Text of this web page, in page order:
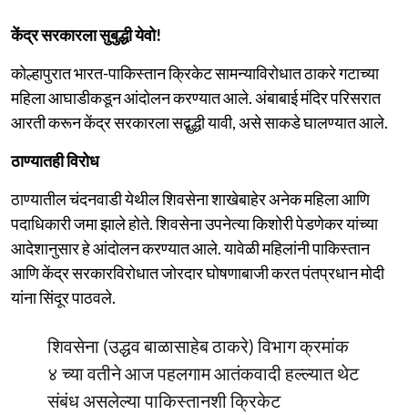
केंद्र सरकारला सुबुद्धी येवो!
कोल्हापुरात भारत-पाकिस्तान क्रिकेट सामन्याविरोधात ठाकरे गटाच्या
महिला आघाडीकडून आंदोलन करण्यात आले. अंबाबाई मंदिर परिसरात
आरती करून केंद्र सरकारला सद्बुद्धी यावी, असे साकडे घालण्यात आले.
ठाण्यातही विरोध
ठाण्यातील चंदनवाडी येथील शिवसेना शाखेबाहेर अनेक महिला आणि
पदाधिकारी जमा झाले होते. शिवसेना उपनेत्या किशोरी पेडणेकर यांच्या
आदेशानुसार हे आंदोलन करण्यात आले. यावेळी महिलांनी पाकिस्तान
आणि केंद्र सरकारविरोधात जोरदार घोषणाबाजी करत पंतप्रधान मोदी
यांना सिंदूर पाठवले.
शिवसेना (उद्धव बाळासाहेब ठाकरे) विभाग क्रमांक
४ च्या वतीने आज पहलगाम आतंकवादी हल्ल्यात थेट
संबंध असलेल्या पाकिस्तानशी क्रिकेट